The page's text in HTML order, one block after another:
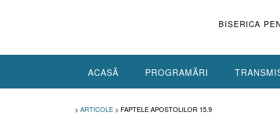
BISERICA
ACASĂ PROGRAMĂRI
> ARTICOLE > FAPTELE APOSTOLILOR 15.9